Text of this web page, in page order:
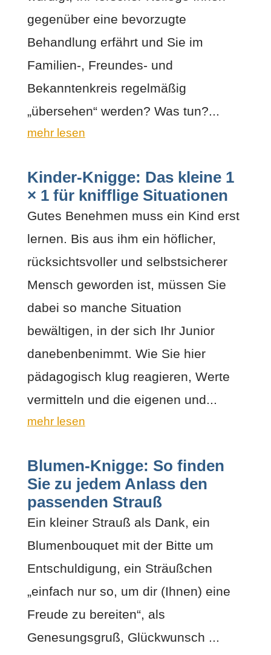
gegenüber eine bevorzugte
Behandlung erfährt und Sie im
Familien-, Freundes- und
Bekanntenkreis regelmäßig
„übersehen“ werden? Was tun?...
mehr lesen
Kinder-Knigge: Das kleine 1
× 1 für knifflige Situationen
Gutes Benehmen muss ein Kind erst
lernen. Bis aus ihm ein höflicher,
rücksichtsvoller und selbstsicherer
Mensch geworden ist, müssen Sie
dabei so manche Situation
bewältigen, in der sich Ihr Junior
danebenbenimmt. Wie Sie hier
pädagogisch klug reagieren, Werte
vermitteln und die eigenen und...
mehr lesen
Blumen-Knigge: So finden
Sie zu jedem Anlass den
passenden Strauß
Ein kleiner Strauß als Dank, ein
Blumenbouquet mit der Bitte um
Entschuldigung, ein Sträußchen
„einfach nur so, um dir (Ihnen) eine
Freude zu bereiten“, als
Genesungsgruß, Glückwunsch ...